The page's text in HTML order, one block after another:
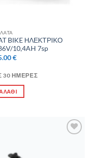
BIKE ΗΛΕΚΤΡΙΚΟ
10,4AH 7sp
€.
€Η
είναι:
30 ΗΜΈΡΕΣ